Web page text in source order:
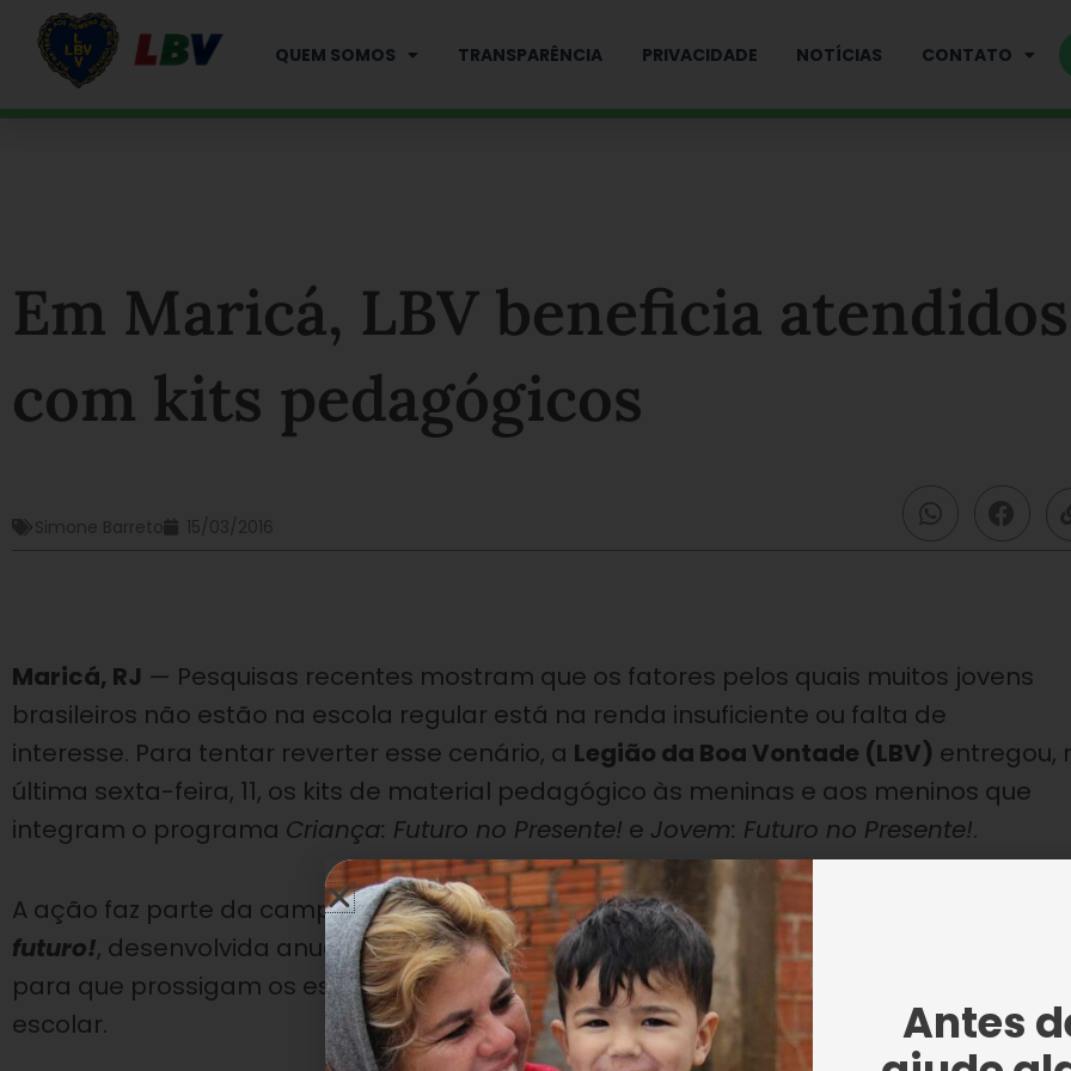
QUEM SOMOS TRANSPARÊNCIA PRIVACIDADE NOTÍCIAS CONTATO
Em Maricá, LBV beneficia atendidos
com kits pedagógicos
Simone Barreto 15/03/2016
Maricá, RJ — Pesquisas recentes mostram que os fatores pelos quais muitos jovens
brasileiros não estão na escola regular está na renda insuficiente ou falta de
interesse. Para tentar reverter esse cenário, a Legião da Boa Vontade (LBV) entregou,
última sexta-feira, 11, os kits de material pedagógico às meninas e aos meninos que
integram o programa Criança: Futuro no Presente! e Jovem: Futuro no Presente!.
A ação faz parte da campanhaCriança Nota 10 — Proteger a infância é acreditar no
futuro!, desenvolvida anualmente pela Entidade como um incentivo aos estudantes
para que prossigam os estudos, contribuindo para a diminuição dos índices de evasão
escolar.
Antes